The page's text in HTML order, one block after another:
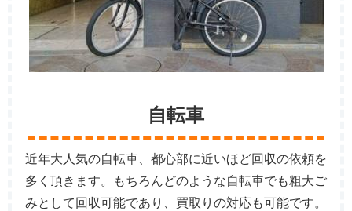
自転車
近年大人気の自転車、都心部に近いほど回収の依頼を
多く頂きます。もちろんどのような自転車でも粗大ご
みとして回収可能であり、買取りの対応も可能です。